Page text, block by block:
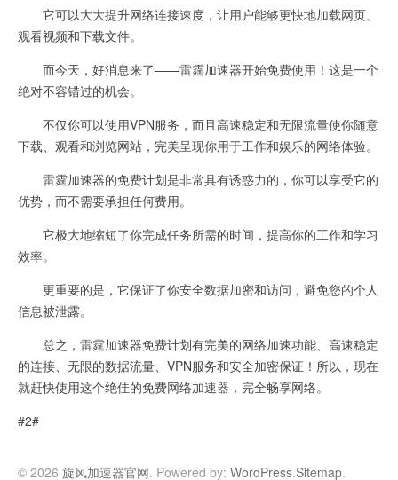
它可以大大提升网络连接速度，让用户能够更快地加载网页、
观看视频和下载文件。
而今天，好消息来了——雷霆加速器开始免费使用！这是一个
绝对不容错过的机会。
不仅你可以使用VPN服务，而且高速稳定和无限流量使你随意
下载、观看和浏览网站，完美呈现你用于工作和娱乐的网络体验。
雷霆加速器的免费计划是非常具有诱惑力的，你可以享受它的
优势，而不需要承担任何费用。
它极大地缩短了你完成任务所需的时间，提高你的工作和学习
效率。
更重要的是，它保证了你安全数据加密和访问，避免您的个人
信息被泄露。
总之，雷霆加速器免费计划有完美的网络加速功能、高速稳定
的连接、无限的数据流量、VPN服务和安全加密保证！所以，现在
就赶快使用这个绝佳的免费网络加速器，完全畅享网络。
#2#
© 2026 旋风加速器官网. Powered by: WordPress.Sitemap.